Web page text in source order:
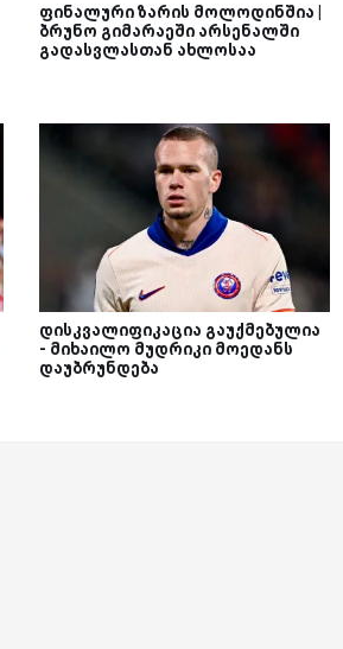
ფინალური ზარის მოლოდინშია |
ბრუნო გიმარაეში არსენალში
გადასვლასთან ახლოსაა
დისკვალიფიკაცია გაუქმებულია
- მიხაილო მუდრიკი მოედანს
დაუბრუნდება